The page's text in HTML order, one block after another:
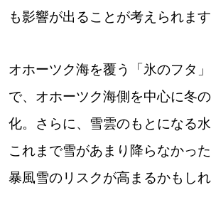
運営会社 広告掲
情報提供・お問い合わせ 利用規
も影響が出ることが考えられます
オホーツク海を覆う「氷のフタ
で、オホーツク海側を中心に冬
化。さらに、雪雲のもとになる水
これまで雪があまり降らなかっ
暴風雪のリスクが高まるかもしれ